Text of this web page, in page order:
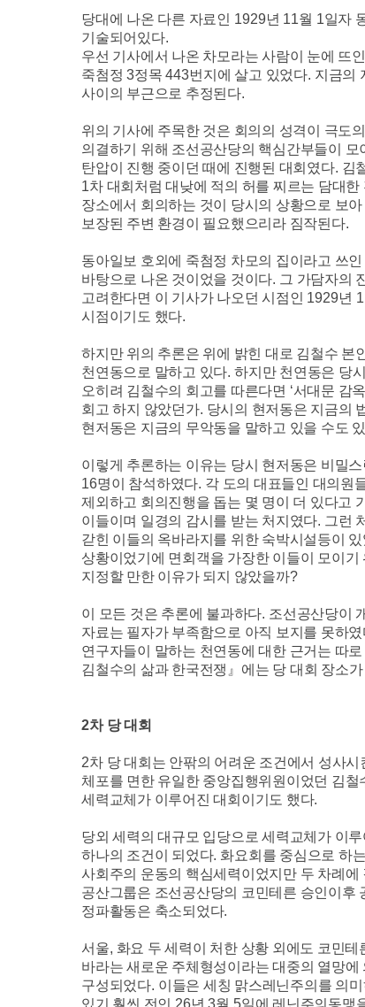
당대에 나온 다른 자료인 1929년 11월 1일자
기술되어있다.
우선 기사에서 나온 차모라는 사람이 눈에 뜨
죽첨정3정목443번지에 살고 있었다. 지금의
사이의 부근으로 추정된다.
위의 기사에 주목한 것은 회의의 성격이 극도
의결하기 위해 조선공산당의 핵심간부들이
탄압이 진행 중이던 때에 진행된 대회였다. 김
1차 대회처럼 대낮에 적의 허를 찌르는 담대
장소에서 회의하는 것이 당시의 상황으로 보
보장된 주변 환경이 필요했으리라 짐작된다.
동아일보 호외에 죽첨정 차모의 집이라고 쓰
바탕으로 나온 것이었을 것이다. 그 가담자의
고려한다면 이 기사가 나오던 시점인 1929년
시점이기도 했다.
하지만 위의 추론은 위에 밝힌 대로 김철수 본
천연동으로 말하고 있다.하지만 천연동은 당
오히려 김철수의 회고를 따른다면 ‘서대문 감
회고 하지 않았던가. 당시의 현저동은 지금의
현저동은 지금의 무악동을 말하고 있을 수도
이렇게 추론하는 이유는 당시 현저동은 비밀
16명이 참석하였다. 각 도의 대표들인 대의원
제외하고 회의진행을 돕는 몇 명이 더 있다고
이들이며 일경의 감시를 받는 처지였다. 그런
갇힌 이들의 옥바라지를 위한 숙박시설등이
상황이었기에 면회객을 가장한 이들이 모이
지정할 만한 이유가 되지 않았을까?
이 모든 것은 추론에 불과하다. 조선공산당이
자료는 필자가 부족함으로 아직 보지를 못하
연구자들이 말하는 천연동에 대한 근거는 따
김철수의 삶과 한국전쟁 』 에는 당 대회 장소
2차 당 대회
2차 당 대회는 안팎의 어려운 조건에서 성사시
체포를 면한 유일한 중앙집행위원이었던 김
세력교체가 이루어진 대회이기도 했다.
당외 세력의 대규모 입당으로 세력교체가 이
하나의 조건이 되었다. 화요회를 중심으로 하
사회주의 운동의 핵심세력이었지만 두 차례
공산그룹은 조선공산당의 코민테른 승인이후
정파활동은 축소되었다.
서울, 화요 두 세력이 처한 상황 외에도 코민
바라는 새로운 주체형성이라는 대중의 열망에
구성되었다. 이들은 세칭 맑스레닌주의를 의
있기 훨씬 전인 26년3월 5일에 레닌주의동맹